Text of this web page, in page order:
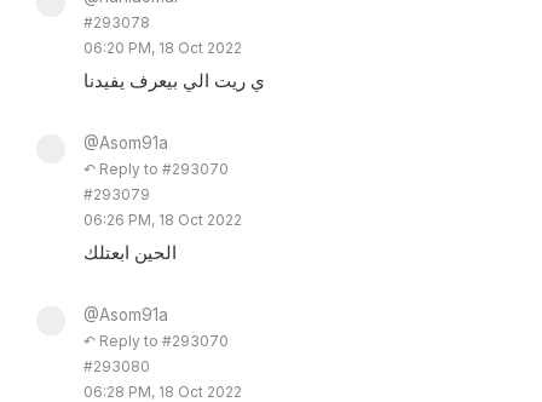
#293078
06:20 PM, 18 Oct 2022
ي ريت الي بيعرف يفيدنا
@Asom91a
↶ Reply to #293070
#293079
06:26 PM, 18 Oct 2022
الحين ابعتلك
@Asom91a
↶ Reply to #293070
#293080
06:28 PM, 18 Oct 2022